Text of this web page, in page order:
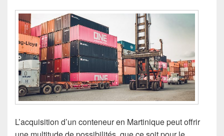
L’acquisition d’un conteneur en Martinique peut offrir